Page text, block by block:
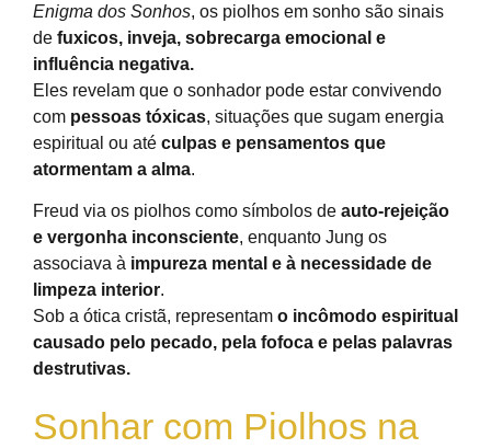
Enigma dos Sonhos, os piolhos em sonho são sinais
de fuxicos, inveja, sobrecarga emocional e
influência negativa.
Eles revelam que o sonhador pode estar convivendo
com pessoas tóxicas, situações que sugam energia
espiritual ou até culpas e pensamentos que
atormentam a alma.
Freud via os piolhos como símbolos de auto-rejeição
e vergonha inconsciente, enquanto Jung os
associava à impureza mental e à necessidade de
limpeza interior.
Sob a ótica cristã, representam o incômodo espiritual
causado pelo pecado, pela fofoca e pelas palavras
destrutivas.
Sonhar com Piolhos na